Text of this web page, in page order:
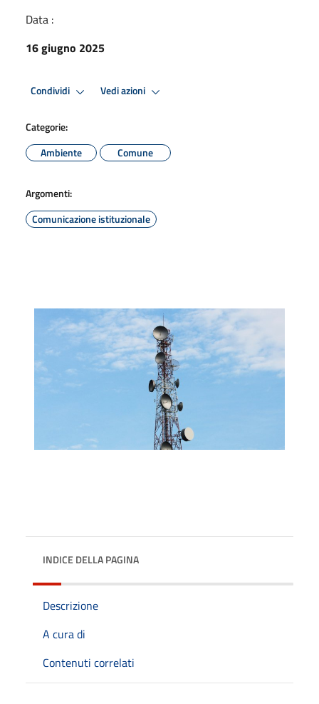
Data :
16 giugno 2025
Condividi Vedi azioni
Categorie:
Ambiente
Comune
Argomenti:
Comunicazione istituzionale
INDICE DELLA PAGINA
Descrizione
A cura di
Contenuti correlati